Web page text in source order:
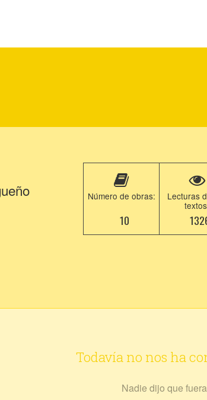
Número de obras:
10
Lecturas
Todavía no nos ha
Nadie dijo que